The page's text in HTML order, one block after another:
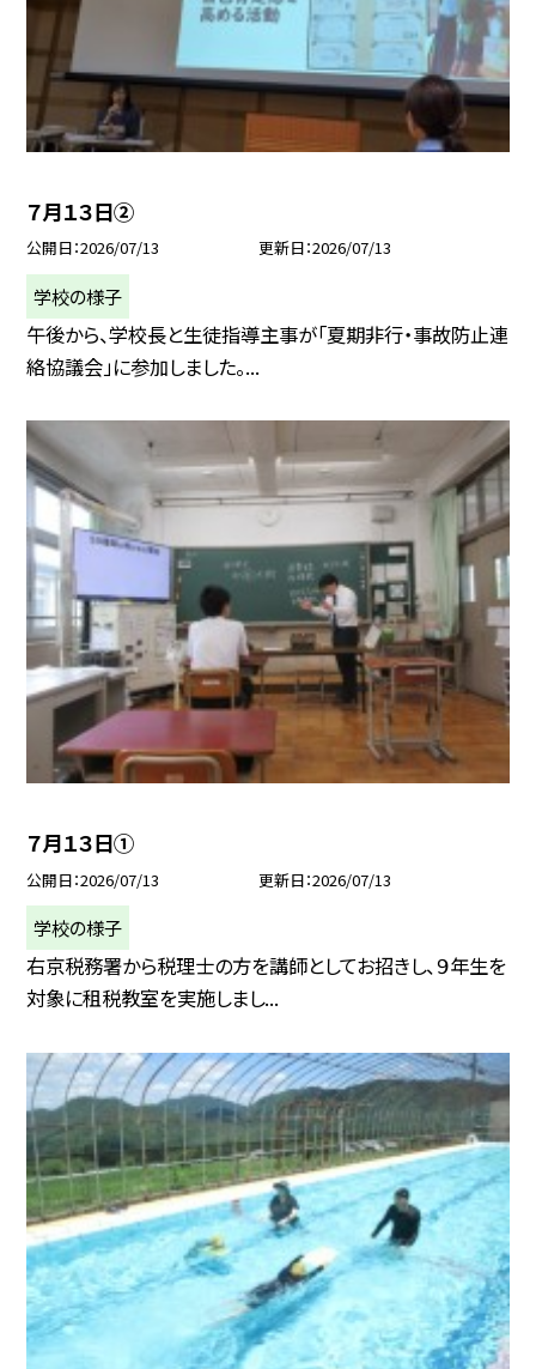
７月１３日②
公開日 2026/07/13 更新日 2026/07/13
学校の様子
午後から、学校長と生徒指導主事が「夏期非行・事故防止連
絡協議会」に参加しました。...
７月１３日①
公開日 2026/07/13 更新日 2026/07/13
学校の様子
右京税務署から税理士の方を講師としてお招きし、９年生を
対象に租税教室を実施しまし...